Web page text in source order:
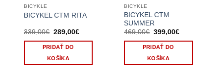
BICYKLE
BICYKEL CTM RITA
339,00€ Pôvodná
bola:
339,00€.
289,00€Aktuálna
PRIDAŤ DO
KOŠÍKA
BICYKLE
BICYKEL CTM
SUMMER
469,00€ Pôvodná
bola:
469,00€.
399,00€Aktuálna
PRIDAŤ DO
KOŠÍKA